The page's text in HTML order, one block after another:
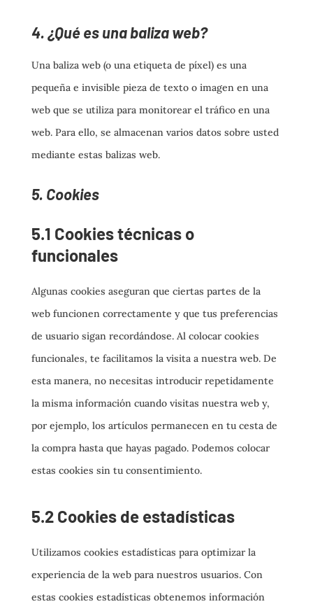
4. ¿Qué es una baliza web?
Una baliza web (o una etiqueta de píxel) es una
pequeña e invisible pieza de texto o imagen en una
web que se utiliza para monitorear el tráfico en una
web. Para ello, se almacenan varios datos sobre usted
mediante estas balizas web.
5. Cookies
5.1 Cookies técnicas o
funcionales
Algunas cookies aseguran que ciertas partes de la
web funcionen correctamente y que tus preferencias
de usuario sigan recordándose. Al colocar cookies
funcionales, te facilitamos la visita a nuestra web. De
esta manera, no necesitas introducir repetidamente
la misma información cuando visitas nuestra web y,
por ejemplo, los artículos permanecen en tu cesta de
la compra hasta que hayas pagado. Podemos colocar
estas cookies sin tu consentimiento.
5.2 Cookies de estadísticas
Utilizamos cookies estadísticas para optimizar la
experiencia de la web para nuestros usuarios. Con
estas cookies estadísticas obtenemos información